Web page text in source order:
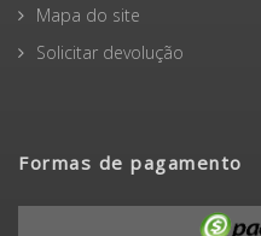
Mapa do site
Solicitar devolução
Formas de pagamento